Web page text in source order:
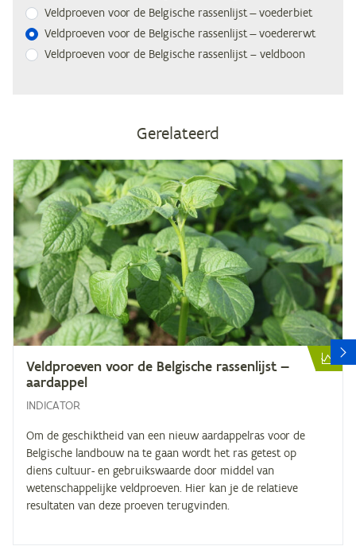
Veld­proe­ven voor de Bel­gi­sche ras­sen­lijst — voederbiet
Veld­proe­ven voor de Bel­gi­sche ras­sen­lijst — voedererwt
Veld­proe­ven voor de Bel­gi­sche ras­sen­lijst – veldboon
Gerelateerd
Veld­proe­ven voor de Bel­gi­sche ras­sen­lijst —
aardappel
INDICATOR
Om de geschiktheid van een nieuw aardappelras voor de
Belgische landbouw na te gaan wordt het ras getest op
diens cultuur- en gebruikswaarde door middel van
wetenschappelijke veldproeven. Hier kan je de relatieve
resultaten van deze proeven terugvinden.